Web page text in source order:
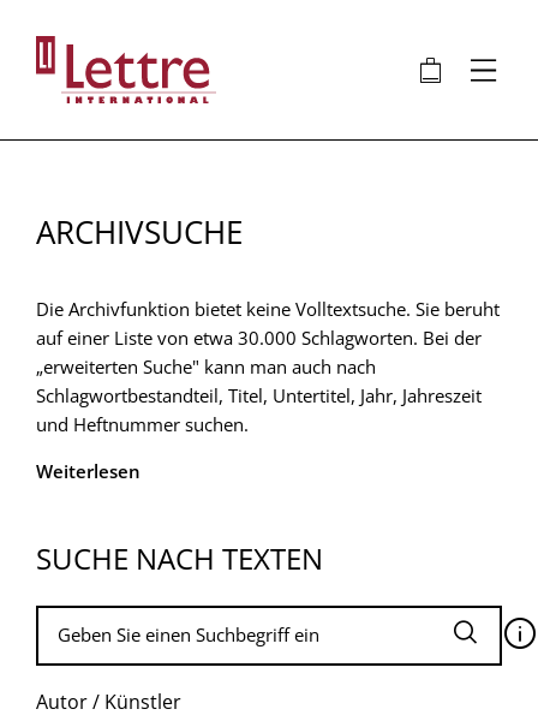
Inhalt
🛍 ⋮
ARCHIVSUCHE
Die Archivfunktion bietet keine Volltextsuche. Sie beruht
auf einer Liste von etwa 30.000 Schlagworten. Bei der
„erweiterten Suche" kann man auch nach
Schlagwortbestandteil, Titel, Untertitel, Jahr, Jahreszeit
und Heftnummer suchen.
Weiterlesen
SUCHE NACH TEXTEN
🛈
Autor / Künstler